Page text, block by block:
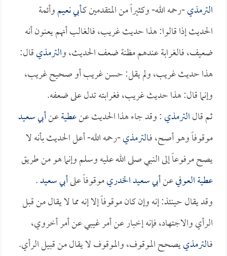
الترمذي-رحمه الله- وكثيراً من المتقدمين كـأبي نعيموأئمة
الحديث إذا قالوا: هذا حديث غريب، فالغالب أنهم يعنون أنه
ضعيف، فالغرابة عندهم مظنة ضعف الحديث، والترمذيقال:
هذا حديث غريب، ولم يقل: حسن غريب أو صحيح غريب،
وإنما قال: هذا حديث غريب، فغرابته تدل على ضعفه.
ثم قالالترمذي: وقد جاء هذا الحديث عنعطيةعنأبي سعيد
موقوفاً وهو أصح، فـالترمذي-رحمه الله- أعل الحديث بأنه لا
يصح مرفوعاً إلى النبي صلى الله عليه وسلم وإنما هو من طريق
عطية العوفيعنأبي سعيد الخدريموقوفاً علىأبي سعيد.
وقد يقال حينئذ: إنه وإن كان موقوفاً إلا إنه مما لا يقال من قبل
الرأي والاجتهاد، فإنه إخبار عن أمر غيبي عن أمر أخروي،
فـالترمذييصحح الموقوف، والموقوف لا يقال من قبيل الرأي.